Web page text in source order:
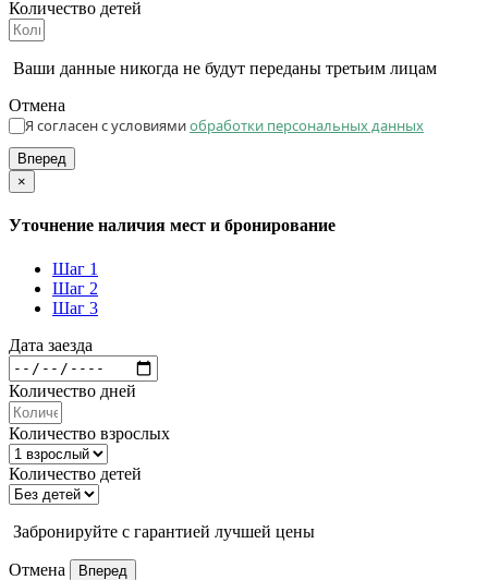
Количество детей
Ваши данные никогда не будут переданы третьим лицам
Отмена
Я согласен с условиямиобработки персональных данных
Вперед
×
Уточнение наличия мест и бронирование
Шаг 1
Шаг 2
Шаг 3
Дата заезда
Количество дней
Количество взрослых
Количество детей
Забронируйте с гарантией лучшей цены
Отмена
Вперед